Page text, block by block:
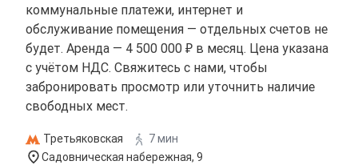
коммунальные платежи, интернет и
обслуживание помещения — отдельных счетов не
будет. Аренда — 4 500 000 ₽ в месяц. Цена указана
с учётом НДС. Свяжитесь с нами, чтобы
забронировать просмотр или уточнить наличие
свободных мест.
Третьяковская
7 мин
Садовническая набережная, 9